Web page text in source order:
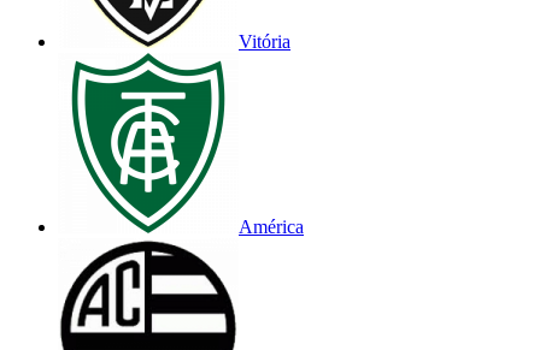
Vitória
América